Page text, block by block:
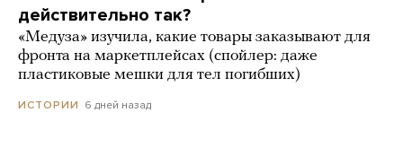
действительно так?
«Медуза» изучила, какие товары заказывают для
фронта на маркетплейсах (спойлер: даже
пластиковые мешки для тел погибших)
ИСТОРИИ 6 дней назад